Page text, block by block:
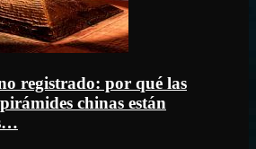
registrado: por qué las
chinas están